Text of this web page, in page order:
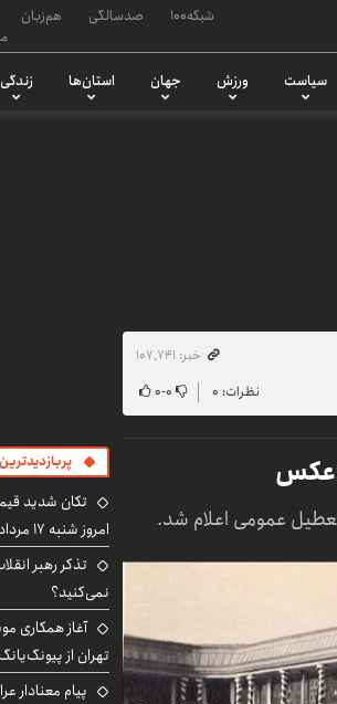
شبکه۱۰۰ صدسالگی هم‌زبان
سیاست ورزش جهان استان‌ها زندگی
خبر: ۱۰۷٬۷۴۱
نظرات: ۰ ۰-۰
پربازدیدترین
تکان شدید
امروز شنبه ۱۷ مرداد ۱۴۰۵
تذکر رهبر
نمی‌کنید؟
آغاز همکاری
تهران از
پیام معنادار